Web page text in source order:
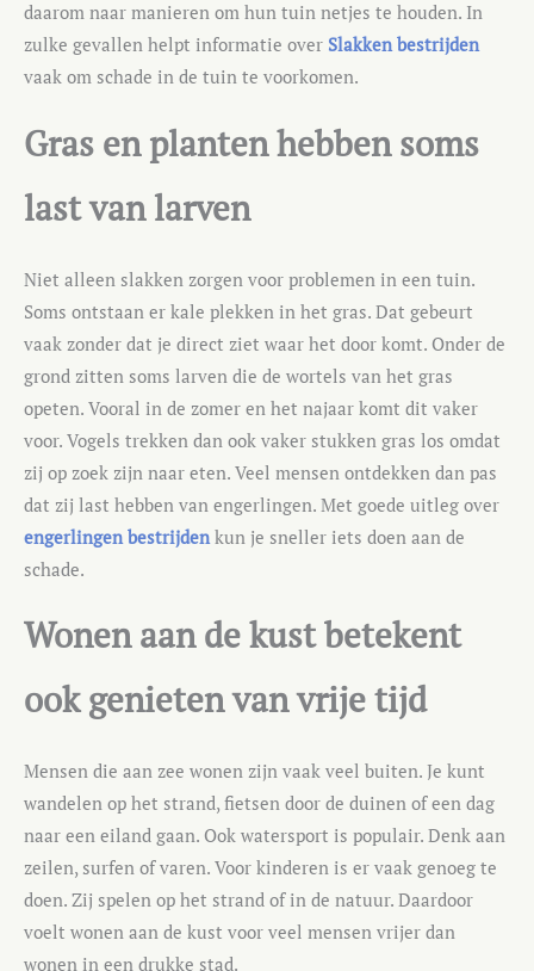
daarom naar manieren om hun tuin netjes te houden. In
zulke gevallen helpt informatie over Slakken bestrijden
vaak om schade in de tuin te voorkomen.
Gras en planten hebben soms
last van larven
Niet alleen slakken zorgen voor problemen in een tuin.
Soms ontstaan er kale plekken in het gras. Dat gebeurt
vaak zonder dat je direct ziet waar het door komt. Onder de
grond zitten soms larven die de wortels van het gras
opeten. Vooral in de zomer en het najaar komt dit vaker
voor. Vogels trekken dan ook vaker stukken gras los omdat
zij op zoek zijn naar eten. Veel mensen ontdekken dan pas
dat zij last hebben van engerlingen. Met goede uitleg over
engerlingen bestrijdenkun je sneller iets doen aan de
schade.
Wonen aan de kust betekent
ook genieten van vrije tijd
Mensen die aan zee wonen zijn vaak veel buiten. Je kunt
wandelen op het strand, fietsen door de duinen of een dag
naar een eiland gaan. Ook watersport is populair. Denk aan
zeilen, surfen of varen. Voor kinderen is er vaak genoeg te
doen. Zij spelen op het strand of in de natuur. Daardoor
voelt wonen aan de kust voor veel mensen vrijer dan
wonen in een drukke stad.